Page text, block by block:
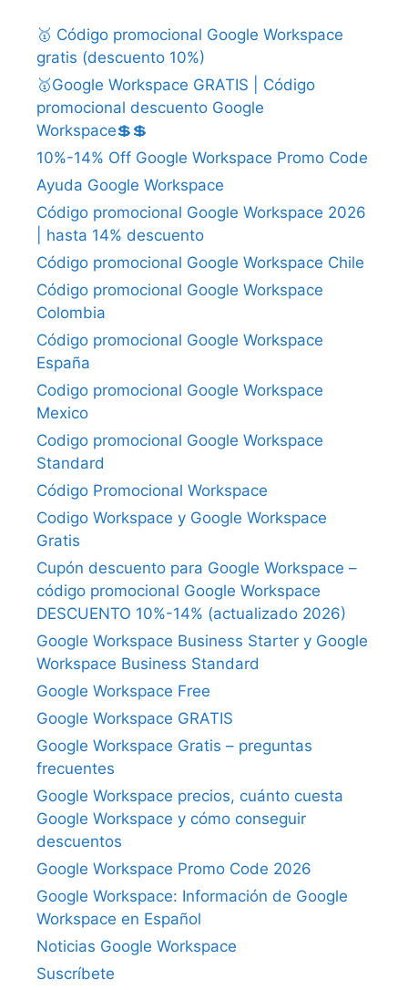
🥇 Código promocional Google Workspace
gratis (descuento 10%)
🥇Google Workspace GRATIS | Código
promocional descuento Google
Workspace💲💲
10%-14% Off Google Workspace Promo Code
Ayuda Google Workspace
Código promocional Google Workspace 2026
| hasta 14% descuento
Código promocional Google Workspace Chile
Código promocional Google Workspace
Colombia
Código promocional Google Workspace
España
Codigo promocional Google Workspace
Mexico
Codigo promocional Google Workspace
Standard
Código Promocional Workspace
Codigo Workspace y Google Workspace
Gratis
Cupón descuento para Google Workspace –
código promocional Google Workspace
DESCUENTO 10%-14% (actualizado 2026)
Google Workspace Business Starter y Google
Workspace Business Standard
Google Workspace Free
Google Workspace GRATIS
Google Workspace Gratis – preguntas
frecuentes
Google Workspace precios, cuánto cuesta
Google Workspace y cómo conseguir
descuentos
Google Workspace Promo Code 2026
Google Workspace: Información de Google
Workspace en Español
Noticias Google Workspace
Suscríbete